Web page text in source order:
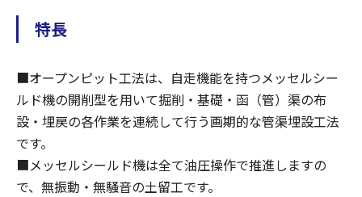
特長
■オープンピット工法は、自走機能を持つメッセルシー
ルド機の開削型を用いて掘削・基礎・函（管）渠の布
設・埋戻の各作業を連続して行う画期的な管渠埋設工法
です。
■メッセルシールド機は全て油圧操作で推進しますの
で、無振動・無騒音の土留工です。